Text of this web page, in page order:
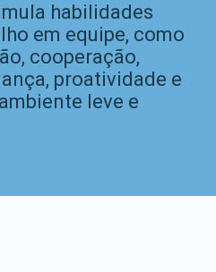
habilidades
em equipe, como
cooperação,
proatividade e
leve e